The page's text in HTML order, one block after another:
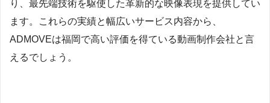
り、最先端技術を駆使した革新的な映像表現を提供してい
ます。これらの実績と幅広いサービス内容から、
ADMOVEは福岡で高い評価を得ている動画制作会社と言
えるでしょう。